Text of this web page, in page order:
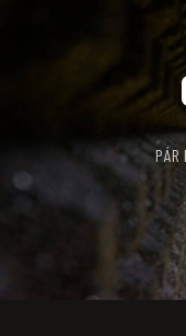
PÁR